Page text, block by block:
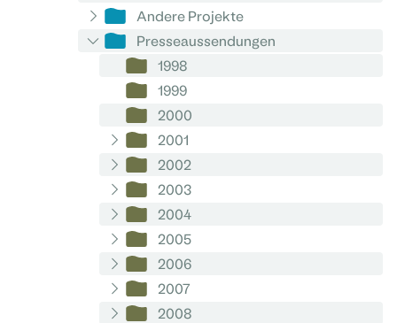
Andere Projekte
Presseaussendungen
1998
1999
2000
2001
2002
2003
2004
2005
2006
2007
2008